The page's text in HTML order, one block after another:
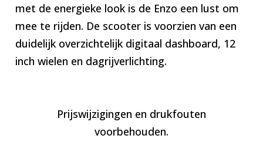
met de energieke look is de Enzo een lust om
mee te rijden. De scooter is voorzien van een
duidelijk overzichtelijk digitaal dashboard, 12
inch wielen en dagrijverlichting.
Prijswijzigingen en drukfouten
voorbehouden.